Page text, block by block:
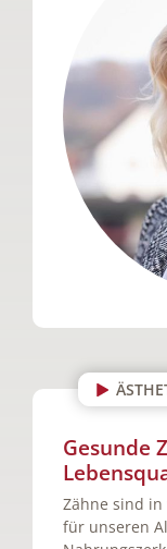
Gesunde
Zähne sind
für unseren